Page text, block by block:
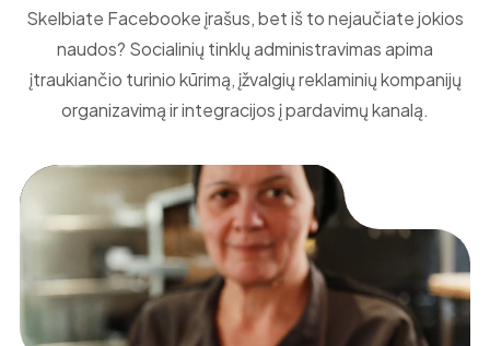
Skelbiate Facebooke įrašus, bet iš to nejaučiate jokios
naudos? Socialinių tinklų administravimas apima
įtraukiančio turinio kūrimą, įžvalgių reklaminių kompanijų
organizavimą ir integracijos į pardavimų kanalą.